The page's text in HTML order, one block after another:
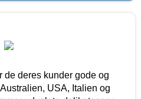
de deres kunder gode og
USA, Italien og